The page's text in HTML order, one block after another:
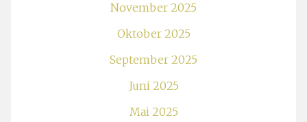
November 2025
Oktober 2025
September 2025
Juni 2025
Mai 2025